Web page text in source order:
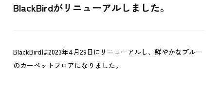
BlackBirdがリニューアルしました。
BlackBirdは2023年4月29日にリニューアルし、鮮やかなブルー
のカーペットフロアになりました。